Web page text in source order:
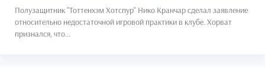
Полузащитник "Тоттенхэм Хотспур" Нико Кранчар сделал заявление
относительно недостаточной игровой практики в клубе. Хорват
признался, что...